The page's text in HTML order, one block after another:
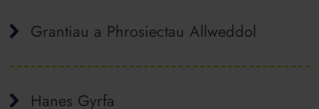
Grantiau a Phrosiectau Allweddol
Hanes Gyrfa